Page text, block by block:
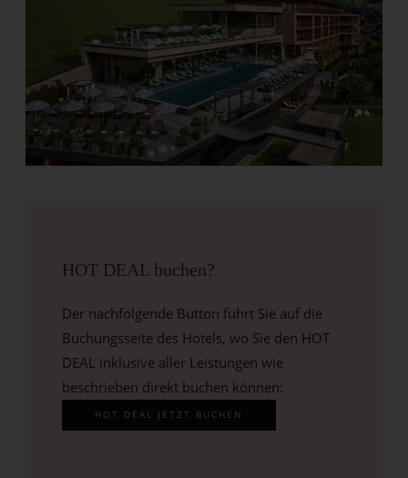
HOT DEAL buchen?
Der nachfolgende Button führt Sie auf die
Buchungsseite des Hotels, wo Sie den HOT
DEAL inklusive aller Leistungen wie
beschrieben direkt buchen können:
HOT DEAL JETZT BUCHEN